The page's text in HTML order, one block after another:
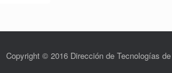
Copyright © 2016 Dirección de Tecnologías